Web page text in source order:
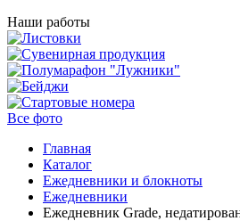
Наши работы
Все фото
Главная
Каталог
Ежедневники и блокноты
Ежедневники
Ежедневник Grade,